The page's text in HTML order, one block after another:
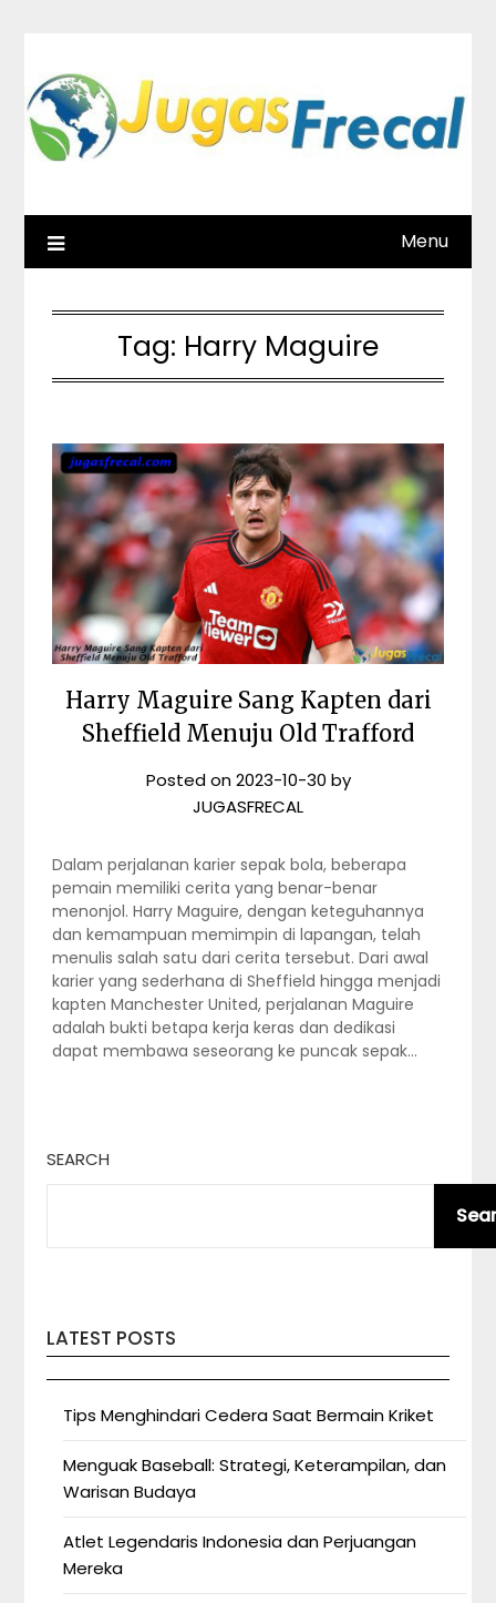
content
Menu
Tag: Harry Maguire
Harry Maguire Sang Kapten dari
Sheffield Menuju Old Trafford
Posted on2023-10-30 by
JUGASFRECAL
Dalam perjalanan karier sepak bola, beberapa
pemain memiliki cerita yang benar-benar
menonjol. Harry Maguire, dengan keteguhannya
dan kemampuan memimpin di lapangan, telah
menulis salah satu dari cerita tersebut. Dari awal
karier yang sederhana di Sheffield hingga menjadi
kapten Manchester United, perjalanan Maguire
adalah bukti betapa kerja keras dan dedikasi
dapat membawa seseorang ke puncak sepak…
SEARCH
LATEST POSTS
Tips Menghindari Cedera Saat Bermain Kriket
Menguak Baseball: Strategi, Keterampilan, dan
Warisan Budaya
Atlet Legendaris Indonesia dan Perjuangan
Mereka